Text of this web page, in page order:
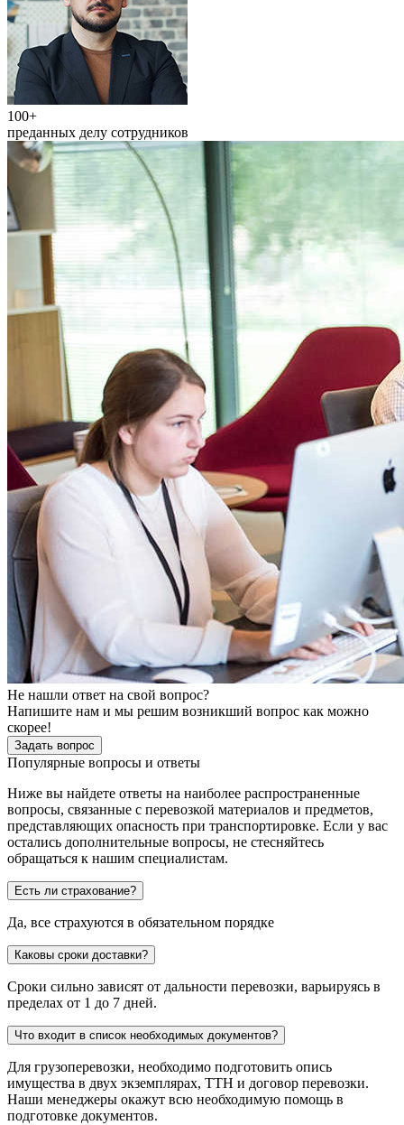
100+
преданных делу сотрудников
Не нашли ответ на свой вопрос?
Напишите нам и мы решим возникший вопрос как можно
скорее!
Задать вопрос
Популярные вопросы и ответы
Ниже вы найдете ответы на наиболее распространенные
вопросы, связанные с перевозкой материалов и предметов,
представляющих опасность при транспортировке. Если у вас
остались дополнительные вопросы, не стесняйтесь
обращаться к нашим специалистам.
Есть ли страхование?
Да, все страхуются в обязательном порядке
Каковы сроки доставки?
Сроки сильно зависят от дальности перевозки, варьируясь в
пределах от 1 до 7 дней.
Что входит в список необходимых документов?
Для грузоперевозки, необходимо подготовить опись
имущества в двух экземплярах, ТТН и договор перевозки.
Наши менеджеры окажут всю необходимую помощь в
подготовке документов.